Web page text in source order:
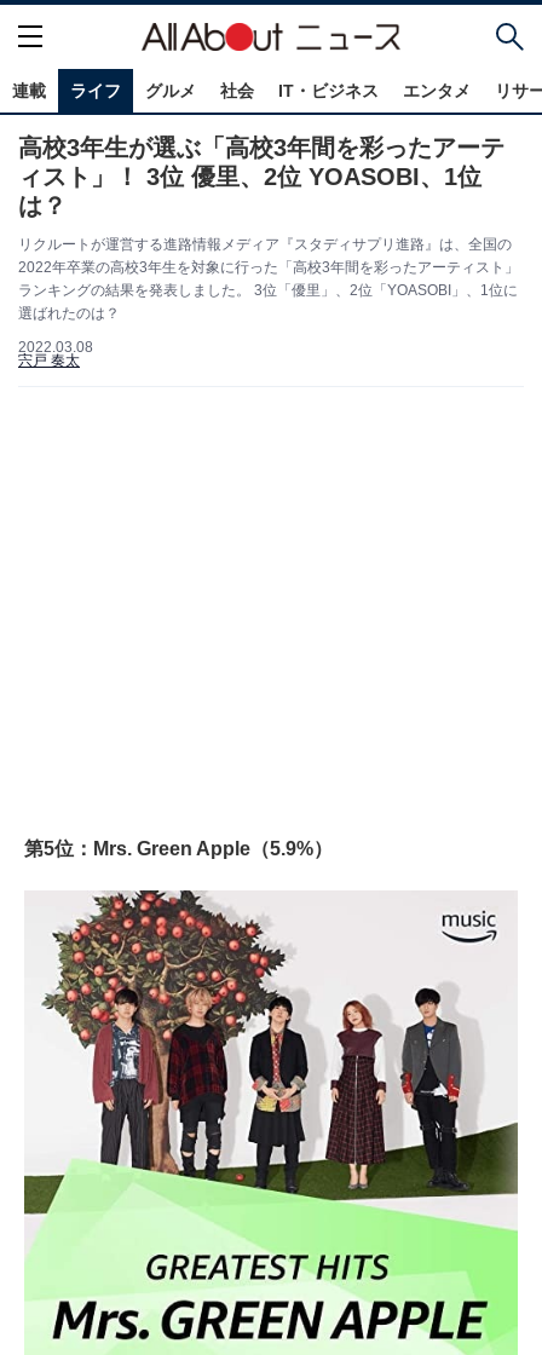
連載 ライフ グルメ 社会 IT・ビジネス エンタメ リサ
高校3年生が選ぶ「高校3年間を彩ったアーテ
ィスト」！ 3位 優里、2位 YOASOBI、1位
は？
リクルートが運営する進路情報メディア『スタディサプリ進路』は、全国の
2022年卒業の高校3年生を対象に行った「高校3年間を彩ったアーティスト」
ランキングの結果を発表しました。 3位「優里」、2位「YOASOBI」、1位に
選ばれたのは？
2022.03.08
宍戸 奏太
第5位：Mrs. Green Apple（5.9%）